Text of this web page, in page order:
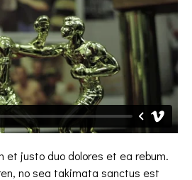
et justo duo dolores et ea rebum.
no sea takimata sanctus est